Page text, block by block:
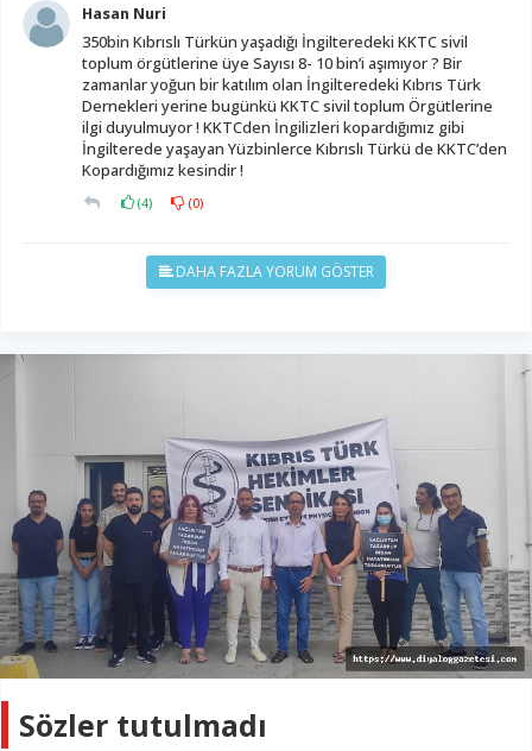
Hasan Nuri
350bin Kıbrıslı Türkün yaşadığı İngilteredeki KKTC sivil
toplum örgütlerine üye Sayısı 8- 10 bin’i aşımıyor ? Bir
zamanlar yoğun bir katılım olan İngilteredeki Kıbrıs Türk
Dernekleri yerine bugünkü KKTC sivil toplum Örgütlerine
ilgi duyulmuyor ! KKTCden İngilizleri kopardığımız gibi
İngilterede yaşayan Yüzbinlerce Kıbrıslı Türkü de KKTC’den
Kopardığımız kesindir !
(4) (0)
DAHA FAZLA YORUM GÖSTER
Sözler tutulmadı